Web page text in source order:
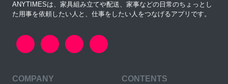
ANYTIMESは、家具組み立てや配送、家事などの日常のちょっとし
た用事を依頼したい人と、仕事をしたい人をつなげるアプリです。
COMPANY CONTENTS